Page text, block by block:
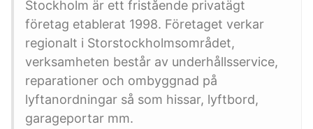
Stockholm är ett fristående privatägt
företag etablerat 1998. Företaget verkar
regionalt i Storstockholmsområdet,
verksamheten består av underhållsservice,
reparationer och ombyggnad på
lyftanordningar så som hissar, lyftbord,
garageportar mm.